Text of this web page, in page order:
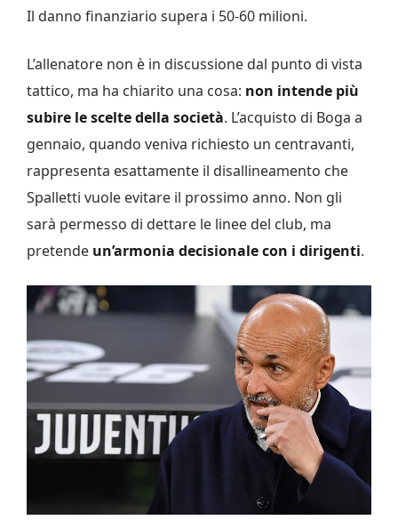
Il danno finanziario supera i 50-60 milioni.
L’allenatore non è in discussione dal punto di vista
tattico, ma ha chiarito una cosa: non intende più
subire le scelte della società. L’acquisto di Boga a
gennaio, quando veniva richiesto un centravanti,
rappresenta esattamente il disallineamento che
Spalletti vuole evitare il prossimo anno. Non gli
sarà permesso di dettare le linee del club, ma
pretende un’armonia decisionale con i dirigenti.